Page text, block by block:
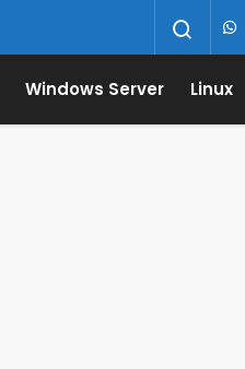
Windows Server Linux